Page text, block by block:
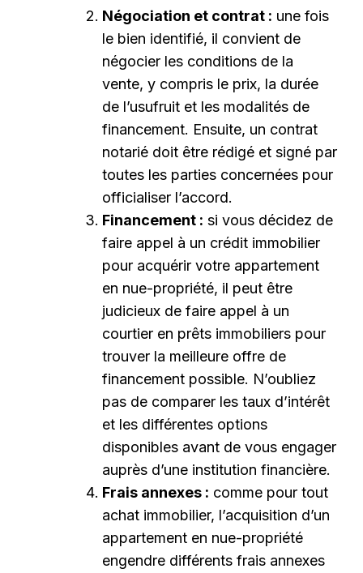
Négociation et contrat : une fois
le bien identifié, il convient de
négocier les conditions de la
vente, y compris le prix, la durée
de l’usufruit et les modalités de
financement. Ensuite, un contrat
notarié doit être rédigé et signé par
toutes les parties concernées pour
officialiser l’accord.
Financement : si vous décidez de
faire appel à un crédit immobilier
pour acquérir votre appartement
en nue-propriété, il peut être
judicieux de faire appel à un
courtier en prêts immobiliers pour
trouver la meilleure offre de
financement possible. N’oubliez
pas de comparer les taux d’intérêt
et les différentes options
disponibles avant de vous engager
auprès d’une institution financière.
Frais annexes : comme pour tout
achat immobilier, l’acquisition d’un
appartement en nue-propriété
engendre différents frais annexes